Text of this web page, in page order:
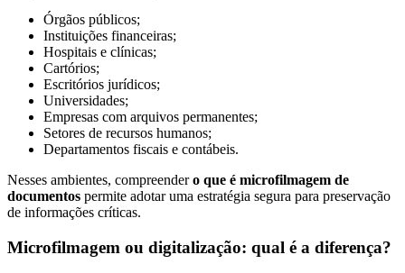
Blog
Contato
Orçamento
Trabalhe
Conosco
Órgãos públicos;
Instituições financeiras;
Hospitais e clínicas;
Cartórios;
Escritórios jurídicos;
Universidades;
Empresas com arquivos permanentes;
Setores de recursos humanos;
Departamentos fiscais e contábeis.
Nesses ambientes, compreendero que é microfilmagem de
documentos permite adotar uma estratégia segura para preservação
de informações críticas.
Microfilmagem ou digitalização: qual é a diferença?